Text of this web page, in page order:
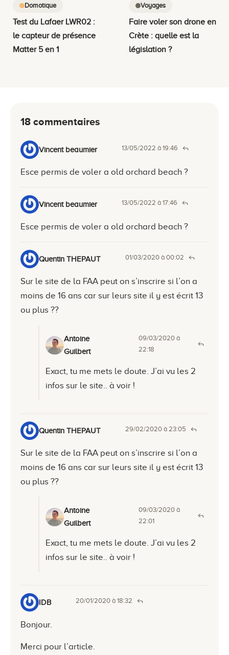
Domotique
Test du Lafaer LWR02 :
le capteur de présence
Matter 5 en 1
Voyages
Faire voler son drone en
Crète : quelle est la
législation ?
18 commentaires
Vincent beaumier 13/05/2022 à 19:46
Esce permis de voler a old orchard beach ?
Vincent beaumier 13/05/2022 à 17:46
Esce permis de voler a old orchard beach ?
Quentin THEPAUT 01/03/2020 à 00:02
Sur le site de la FAA peut on s’inscrire si l’on a
moins de 16 ans car sur leurs site il y est écrit 13
ou plus ??
Antoine
Guilbert
09/03/2020 à
22:18
Exact, tu me mets le doute. J’ai vu les 2
infos sur le site.. à voir !
Quentin THEPAUT 29/02/2020 à 23:05
Sur le site de la FAA peut on s’inscrire si l’on a
moins de 16 ans car sur leurs site il y est écrit 13
ou plus ??
Antoine
Guilbert
09/03/2020 à
22:01
Exact, tu me mets le doute. J’ai vu les 2
infos sur le site.. à voir !
IDB 20/01/2020 à 18:32
Bonjour.
Merci pour l’article.